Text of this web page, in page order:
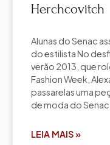
Herchcovitch
Alunas do Senac
do estilista No
verão 2013, que
Fashion Week,
passarelas uma
de moda do
LEIA MAIS »